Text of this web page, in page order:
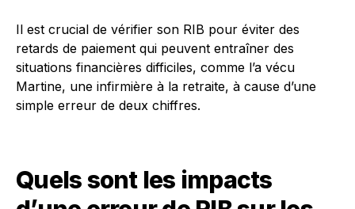
Il est crucial de vérifier son RIB pour éviter des
retards de paiement qui peuvent entraîner des
situations financières difficiles, comme l’a vécu
Martine, une infirmière à la retraite, à cause d’une
simple erreur de deux chiffres.
Quels sont les impacts